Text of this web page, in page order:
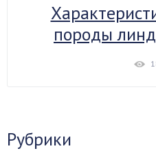
породы
Рубрики